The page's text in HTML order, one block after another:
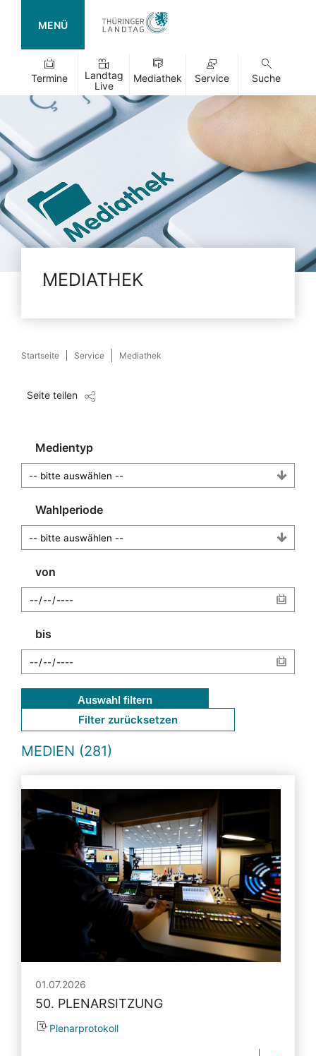
MENÜ
Termine
Landtag
Live
Mediathek Service Suche
MEDIATHEK
Startseite Service Mediathek
Seite teilen
Medientyp
Wahlperiode
von
bis
Auswahl filtern
Filter zurücksetzen
MEDIEN (281)
01.07.2026
50. PLENARSITZUNG
Plenarprotokoll